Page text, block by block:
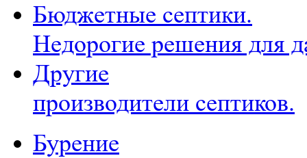
Бюджетные септики.
Недорогие решения для
Другие
производители септиков.
Бурение